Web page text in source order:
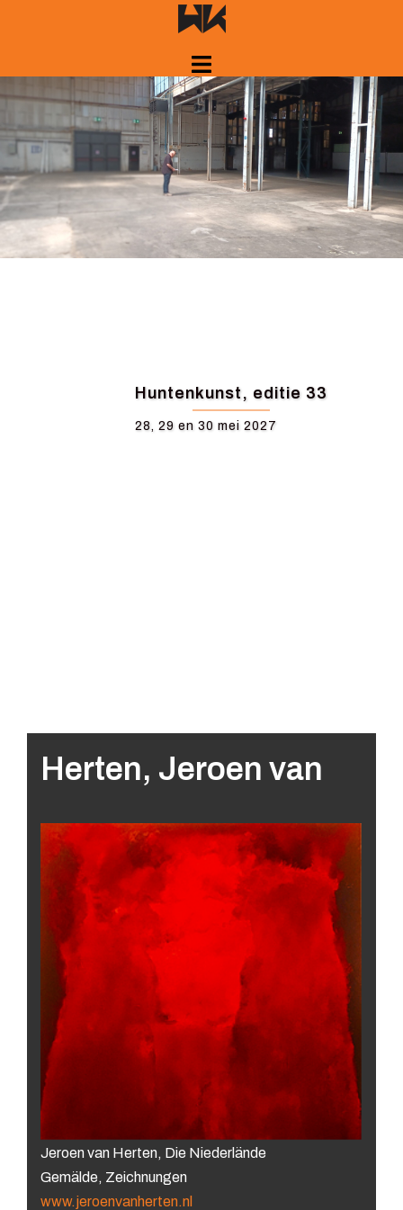
Huntenkunst, editie 33
28, 29 en 30 mei 2027
Herten, Jeroen van
Jeroen van Herten, Die Niederlände
Gemälde, Zeichnungen
www.jeroenvanherten.nl